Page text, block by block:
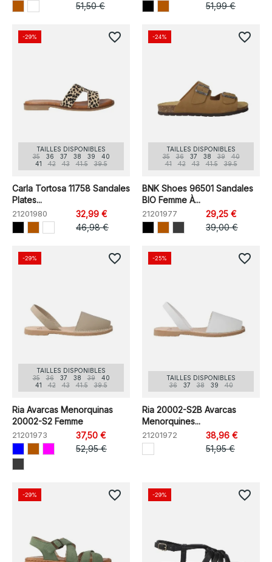
51,50 €
51,99 €
TAILLES DISPONIBLES
35
36 37 38 39
40
41
42 43 41.5 39.5
Carla Tortosa 11758 Sandales
Plates...
21201980
32,99 €
46,98 €
-29% favorite_border
TAILLES DISPONIBLES
35
36 37 38 39
40
41
42 43 41.5 39.5
BNK Shoes 96501 Sandales
BIO Femme À...
21201977
29,25 €
39,00 €
-24% favorite_border
TAILLES DISPONIBLES
35
36 37 38 39
40
41
42 43 41.5 39.5
Ria Avarcas Menorquinas
20002-S2 Femme
21201973
37,50 €
52,95 €
-29% favorite_border
TAILLES DISPONIBLES
36
37 38 39 40
Ria 20002-S2B Avarcas
Menorquines...
21201972
38,96 €
51,95 €
-25% favorite_border
-29% favorite_border -29% favorite_border